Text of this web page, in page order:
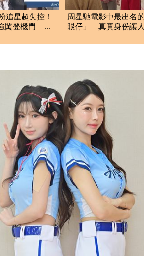
追星超失控！
闖登機門 泰
周星馳電影中最出名
眼仔」 真實身份讓